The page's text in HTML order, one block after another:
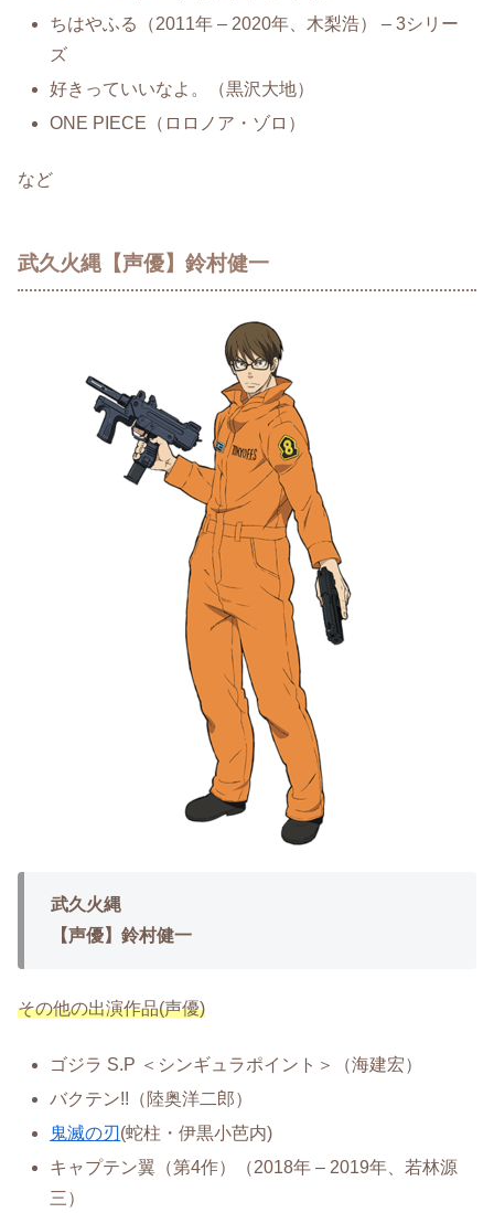
ちはやふる（2011年 – 2020年、木梨浩） – 3シリー
ズ
好きっていいなよ。（黒沢大地）
ONE PIECE（ロロノア・ゾロ）
など
武久火縄【声優】鈴村健一
武久火縄
【声優】鈴村健一
その他の出演作品(声優)
ゴジラ S.P ＜シンギュラポイント＞（海建宏）
バクテン!!（陸奥洋二郎）
鬼滅の刃 (蛇柱・伊黒小芭内)
キャプテン翼（第4作）（2018年 – 2019年、若林源
三）